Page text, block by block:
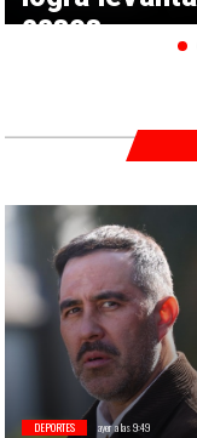
casos
DEPORTES ayer a las 9:49